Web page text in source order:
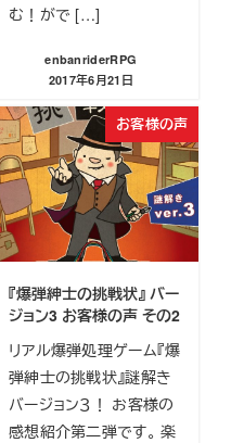
む！がで […]
enbanriderRPG
投稿日
2017年6月21日
お客様の声
『爆弾紳士の挑戦状』 バー
ジョン3 お客様の声 その2
リアル爆弾処理ゲーム『爆
弾紳士の挑戦状』謎解き
バージョン３！ お客様の
感想紹介第二弾です。 楽